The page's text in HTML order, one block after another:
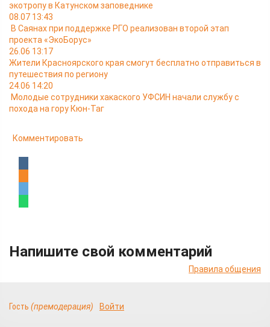
экотропу в Катунском заповеднике
08.07 13:43
В Саянах при поддержке РГО реализован второй этап
проекта «ЭкоБорус»
26.06 13:17
Жители Красноярского края смогут бесплатно отправиться в
путешествия по региону
24.06 14:20
Молодые сотрудники хакаского УФСИН начали службу с
похода на гору Кюн-Таг
Комментировать
Напишите свой комментарий
Правила общения
Гость (премодерация) Войти